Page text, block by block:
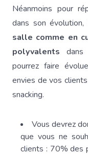
Néanmoins pour
dans son
salle comme en
polyvalents dans
pourrez faire
envies de vos
snacking.
Vous devrez
que vous ne
clients : 70% des